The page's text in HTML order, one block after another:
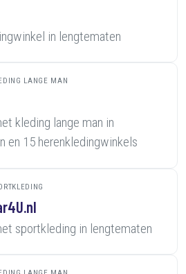
in lengtematen
LANGE MAN
kleding lange man in
en 15 herenkledingwinkels
sportkleding in lengtematen